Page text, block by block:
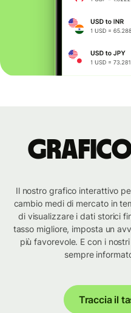
Grafico:
Il nostro grafico interattivo
cambio medi di mercato in
di visualizzare i dati storici
tasso migliore, imposta un
più favorevole. E con i
sempre
Traccia il